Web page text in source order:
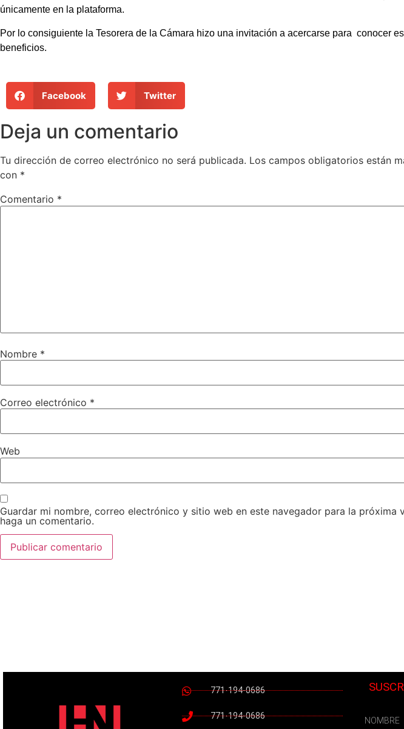
únicamente en la plataforma.
Por lo consiguiente la Tesorera de la Cámara hizo una invitación a acercarse para conocer
beneficios.
Facebook Twitter
Deja un comentario
Tu dirección de correo electrónico no será publicada. Los campos obligatorios están
con *
Comentario *
Nombre *
Correo electrónico *
Web
Guardar mi nombre, correo electrónico y sitio web en este navegador para la próxima
haga un comentario.
771-194-0686
771-194-0686